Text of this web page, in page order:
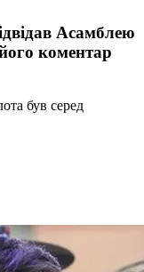
Асамблею
коментар
був серед